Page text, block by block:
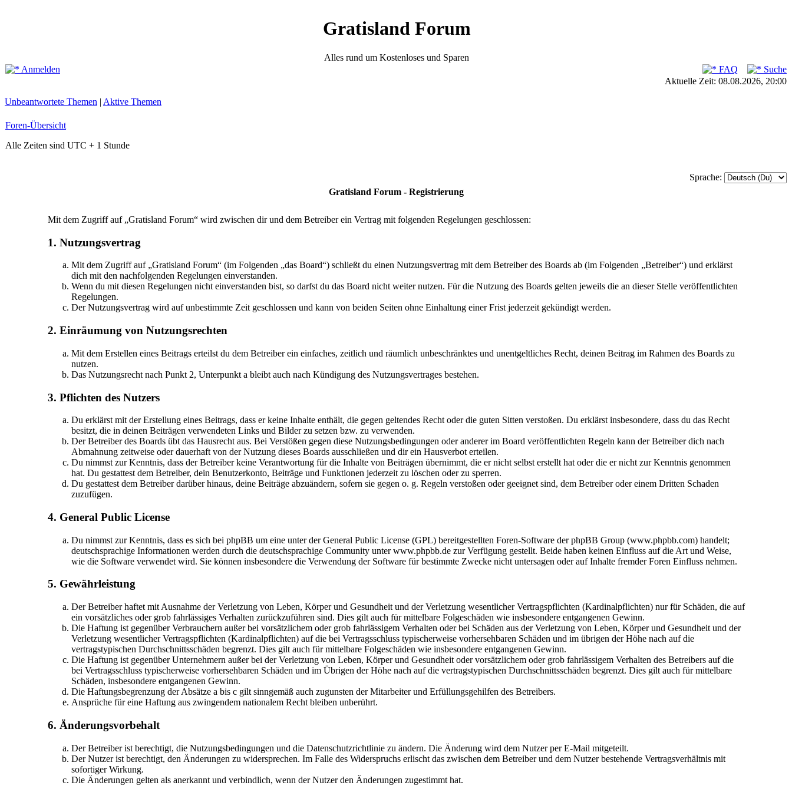
Gratisland Forum
Alles rund um Kostenloses und Sparen
Anmelden
FAQ
Suche
Aktuelle Zeit: 08.08.2026, 20:00
Unbeantwortete Themen | Aktive Themen
Foren-Übersicht
Alle Zeiten sind UTC + 1 Stunde
Sprache:
Gratisland Forum - Registrierung
Mit dem Zugriff auf „Gratisland Forum“ wird zwischen dir und dem Betreiber ein Vertrag mit folgenden Regelungen geschlossen:
1. Nutzungsvertrag
Mit dem Zugriff auf „Gratisland Forum“ (im Folgenden „das Board“) schließt du einen Nutzungsvertrag mit dem Betreiber des Boards ab (im Folgenden „Betreiber“) und erklärst
dich mit den nachfolgenden Regelungen einverstanden.
Wenn du mit diesen Regelungen nicht einverstanden bist, so darfst du das Board nicht weiter nutzen. Für die Nutzung des Boards gelten jeweils die an dieser Stelle veröffentlichten
Regelungen.
Der Nutzungsvertrag wird auf unbestimmte Zeit geschlossen und kann von beiden Seiten ohne Einhaltung einer Frist jederzeit gekündigt werden.
2. Einräumung von Nutzungsrechten
Mit dem Erstellen eines Beitrags erteilst du dem Betreiber ein einfaches, zeitlich und räumlich unbeschränktes und unentgeltliches Recht, deinen Beitrag im Rahmen des Boards zu
nutzen.
Das Nutzungsrecht nach Punkt 2, Unterpunkt a bleibt auch nach Kündigung des Nutzungsvertrages bestehen.
3. Pflichten des Nutzers
Du erklärst mit der Erstellung eines Beitrags, dass er keine Inhalte enthält, die gegen geltendes Recht oder die guten Sitten verstoßen. Du erklärst insbesondere, dass du das Recht
besitzt, die in deinen Beiträgen verwendeten Links und Bilder zu setzen bzw. zu verwenden.
Der Betreiber des Boards übt das Hausrecht aus. Bei Verstößen gegen diese Nutzungsbedingungen oder anderer im Board veröffentlichten Regeln kann der Betreiber dich nach
Abmahnung zeitweise oder dauerhaft von der Nutzung dieses Boards ausschließen und dir ein Hausverbot erteilen.
Du nimmst zur Kenntnis, dass der Betreiber keine Verantwortung für die Inhalte von Beiträgen übernimmt, die er nicht selbst erstellt hat oder die er nicht zur Kenntnis genommen
hat. Du gestattest dem Betreiber, dein Benutzerkonto, Beiträge und Funktionen jederzeit zu löschen oder zu sperren.
Du gestattest dem Betreiber darüber hinaus, deine Beiträge abzuändern, sofern sie gegen o. g. Regeln verstoßen oder geeignet sind, dem Betreiber oder einem Dritten Schaden
zuzufügen.
4. General Public License
Du nimmst zur Kenntnis, dass es sich bei phpBB um eine unter der General Public License (GPL) bereitgestellten Foren-Software der phpBB Group (www.phpbb.com) handelt;
deutschsprachige Informationen werden durch die deutschsprachige Community unter www.phpbb.de zur Verfügung gestellt. Beide haben keinen Einfluss auf die Art und Weise,
wie die Software verwendet wird. Sie können insbesondere die Verwendung der Software für bestimmte Zwecke nicht untersagen oder auf Inhalte fremder Foren Einfluss nehmen.
5. Gewährleistung
Der Betreiber haftet mit Ausnahme der Verletzung von Leben, Körper und Gesundheit und der Verletzung wesentlicher Vertragspflichten (Kardinalpflichten) nur für Schäden, die auf
ein vorsätzliches oder grob fahrlässiges Verhalten zurückzuführen sind. Dies gilt auch für mittelbare Folgeschäden wie insbesondere entgangenen Gewinn.
Die Haftung ist gegenüber Verbrauchern außer bei vorsätzlichem oder grob fahrlässigem Verhalten oder bei Schäden aus der Verletzung von Leben, Körper und Gesundheit und der
Verletzung wesentlicher Vertragspflichten (Kardinalpflichten) auf die bei Vertragsschluss typischerweise vorhersehbaren Schäden und im übrigen der Höhe nach auf die
vertragstypischen Durchschnittsschäden begrenzt. Dies gilt auch für mittelbare Folgeschäden wie insbesondere entgangenen Gewinn.
Die Haftung ist gegenüber Unternehmern außer bei der Verletzung von Leben, Körper und Gesundheit oder vorsätzlichem oder grob fahrlässigem Verhalten des Betreibers auf die
bei Vertragsschluss typischerweise vorhersehbaren Schäden und im Übrigen der Höhe nach auf die vertragstypischen Durchschnittsschäden begrenzt. Dies gilt auch für mittelbare
Schäden, insbesondere entgangenen Gewinn.
Die Haftungsbegrenzung der Absätze a bis c gilt sinngemäß auch zugunsten der Mitarbeiter und Erfüllungsgehilfen des Betreibers.
Ansprüche für eine Haftung aus zwingendem nationalem Recht bleiben unberührt.
6. Änderungsvorbehalt
Der Betreiber ist berechtigt, die Nutzungsbedingungen und die Datenschutzrichtlinie zu ändern. Die Änderung wird dem Nutzer per E-Mail mitgeteilt.
Der Nutzer ist berechtigt, den Änderungen zu widersprechen. Im Falle des Widerspruchs erlischt das zwischen dem Betreiber und dem Nutzer bestehende Vertragsverhältnis mit
sofortiger Wirkung.
Die Änderungen gelten als anerkannt und verbindlich, wenn der Nutzer den Änderungen zugestimmt hat.